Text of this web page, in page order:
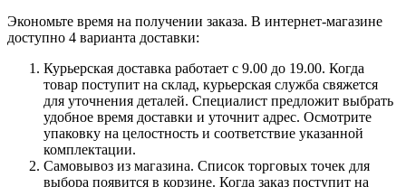
Экономьте время на получении заказа. В интернет-магазине
доступно 4 варианта доставки:
Курьерская доставка работает с 9.00 до 19.00. Когда
товар поступит на склад, курьерская служба свяжется
для уточнения деталей. Специалист предложит выбрать
удобное время доставки и уточнит адрес. Осмотрите
упаковку на целостность и соответствие указанной
комплектации.
Самовывоз из магазина. Список торговых точек для
выбора появится в корзине. Когда заказ поступит на